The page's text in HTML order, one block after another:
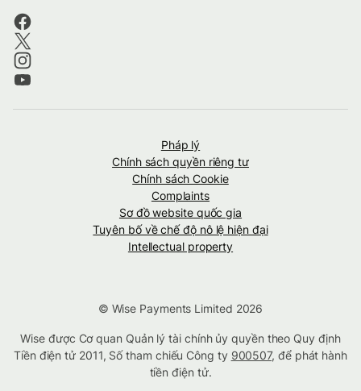
Pháp lý
Chính sách quyền riêng tư
Chính sách Cookie
Complaints
Sơ đồ website quốc gia
Tuyên bố về chế độ nô lệ hiện đại
Intellectual property
© Wise Payments Limited 2026
Wise được Cơ quan Quản lý tài chính ủy quyền theo Quy định
Tiền điện tử 2011, Số tham chiếu Công ty 900507, để phát hành
tiền điện tử.